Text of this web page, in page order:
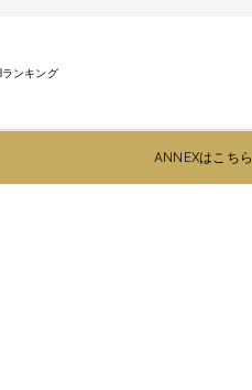
ランキング
ANNEXはこちら